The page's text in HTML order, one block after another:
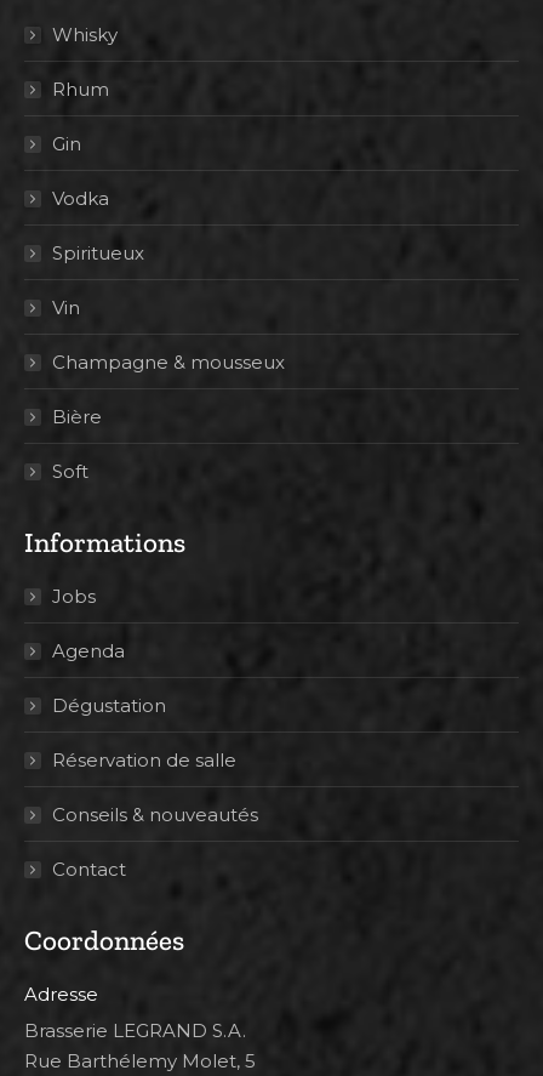
Whisky
Rhum
Gin
Vodka
Spiritueux
Vin
Champagne & mousseux
Bière
Soft
Informations
Jobs
Agenda
Dégustation
Réservation de salle
Conseils & nouveautés
Contact
Coordonnées
Adresse
Brasserie LEGRAND S.A.
Rue Barthélemy Molet, 5